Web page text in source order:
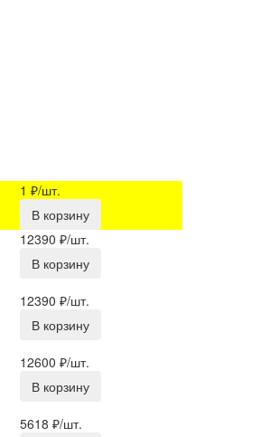
1 ₽/шт.
В корзину
12390 ₽/шт.
В корзину
12390 ₽/шт.
В корзину
12600 ₽/шт.
В корзину
5618 ₽/шт.